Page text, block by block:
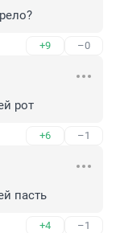
+9 –0
рот
+6 –1
пасть
+4 –1